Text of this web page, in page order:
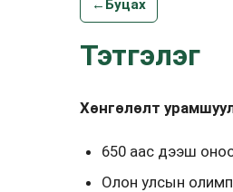
← Буцах
Тэтгэлэг
Хөнгөлөлт
650 аас дээш
Олон улсын